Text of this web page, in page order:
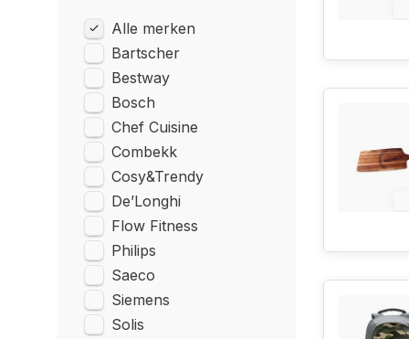
Alle merken
Bartscher
Bestway
Bosch
Chef Cuisine
Combekk
Cosy&Trendy
De’Longhi
Flow Fitness
Philips
Saeco
Siemens
Solis